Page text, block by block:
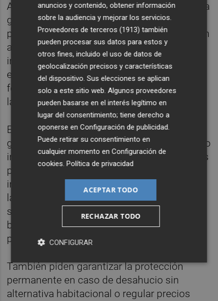
A nivel económico plantean que las ayudas a
grandes empresas "no sean a fondo
perdido", sino que la inversión se traduzca en
accionariado asumido por la Generalitat,
impulsar medidas para sectores
estratégicos como el azulejo o continuar
fomentando ayudas para reforzar la jornada
laboral de 32 horas.
En educación apuestan por avanzar en la
gratuidad 1-2 años con un aumento del bono
infantil no inferior al 15% actual, congelar los
precios del comedor escolar a pesar de la
inflación y desarrollar planes para mejorar
las condiciones en zonas catastróficas. Y en
sanidad, aumentar y consolidar plantillas en
base a las listas de espera e impulsar un
plan de acción de salud mental hasta 2026.
También piden garantizar la protección
permanente en caso de desahucio sin
alternativa habitacional o regular precios
anuncios y contenido, obtener información
sobre la audiencia y mejorar los servicios.
Proveedores de terceros (1913) también
pueden procesar sus datos para estos y
otros fines, incluido el uso de datos de
geolocalización precisos y características
del dispositivo. Sus elecciones se aplican
solo a este sitio web. Algunos proveedores
pueden basarse en el interés legítimo en
lugar del consentimiento; tiene derecho a
oponerse enConfiguración de publicidad
Puede retirar su consentimiento en
cualquier momento enConfiguración de
cookies .Política de privacidad
ACEPTAR TODO
RECHAZAR TODO
CONFIGURAR